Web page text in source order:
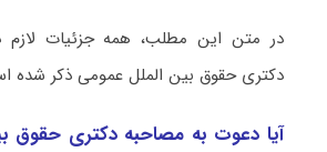
در متن این مطلب، همه جزئیات
دکتری حقوق بین ‌الملل عمومی ذکر شده
آیا دعوت به مصاحبه دکتری حقوق